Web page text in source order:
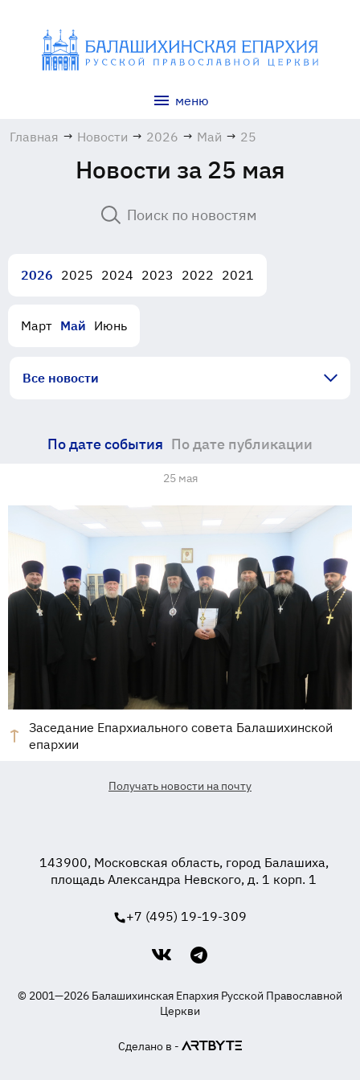
меню
Главная → Новости → 2026 → Май → 25
Новости за 25 мая
2026 2025 2024 2023 2022 2021
Март Май Июнь
Все новости
По дате события По дате публикации
25 мая
Заседание Епархиального совета Балашихинской
епархии
Получать новости на почту
143900, Московская область, город Балашиха,
площадь Александра Невского, д. 1 корп. 1
+7 (495) 19-19-309
© 2001—2026 Балашихинская Епархия Русской Православной
Церкви
Сделано в -